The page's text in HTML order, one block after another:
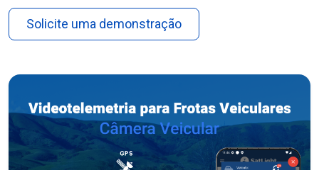
Solicite uma demonstração